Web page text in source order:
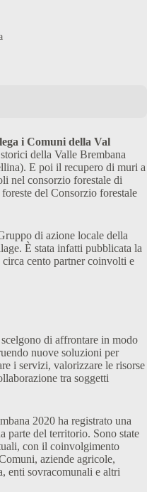
i Comuni della Val
della Valle Brembana
E poi il recupero di muri a
nel consorzio forestale di
del Consorzio forestale
di azione locale della
È stata infatti pubblicata la
cento partner coinvolti e
di affrontare in modo
nuove soluzioni per
i servizi, valorizzare le risorse
tra soggetti
2020 ha registrato una
parte del territorio. Sono state
con il coinvolgimento
aziende agricole,
enti sovracomunali e altri